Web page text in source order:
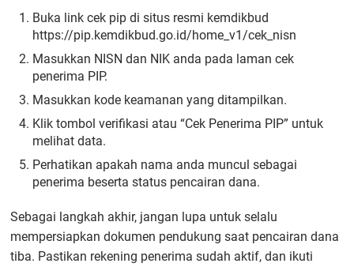
Buka link cek pip di situs resmi kemdikbud
https://pip.kemdikbud.go.id/home_v1/cek_nisn
Masukkan NISN dan NIK anda pada laman cek
penerima PIP.
Masukkan kode keamanan yang ditampilkan.
Klik tombol verifikasi atau “Cek Penerima PIP” untuk
melihat data.
Perhatikan apakah nama anda muncul sebagai
penerima beserta status pencairan dana.
Sebagai langkah akhir, jangan lupa untuk selalu
mempersiapkan dokumen pendukung saat pencairan dana
tiba. Pastikan rekening penerima sudah aktif, dan ikuti